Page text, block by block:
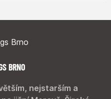
BRNO
nejstarším a